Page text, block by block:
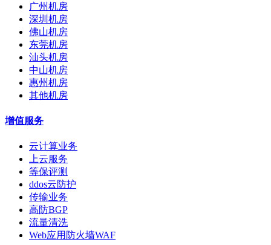
广州机房
深圳机房
佛山机房
东莞机房
汕头机房
中山机房
惠州机房
其他机房
增值服务
云计算业务
上云服务
等保评测
ddos云防护
传输业务
高防BGP
流量清洗
Web应用防火墙WAF